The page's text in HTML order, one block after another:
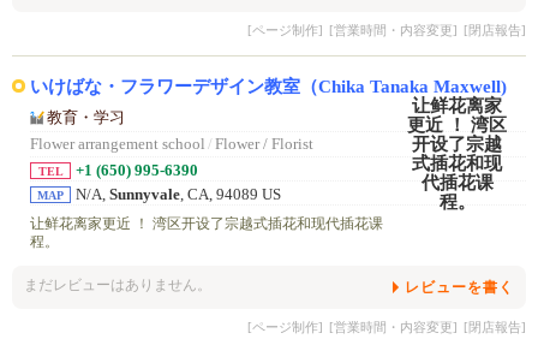
[ページ制作] [営業時間・内容変更] [閉店報告]
いけばな・フラワーデザイン教室（Chika Tanaka Maxwell)
教育・学习
Flower arrangement school / Flower / Florist
TEL +1 (650) 995-6390
MAP N/A, Sunnyvale , CA, 94089 US
让鲜花离家更近 ！ 湾区开设了宗越式插花和现代插花课
程。
まだレビューはありません。 レビューを書く
[ページ制作] [営業時間・内容変更] [閉店報告]